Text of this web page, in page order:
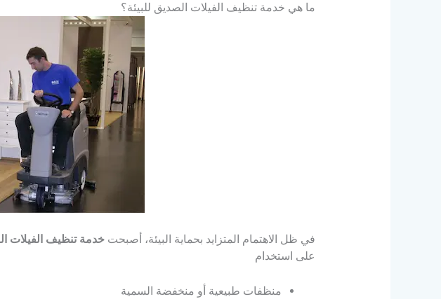
ما هي خدمة تنظيف الفيلات الصديق للبيئة؟
في ظل الاهتمام المتزايد بحماية البيئة، أصبحت خدمة تنظيف الفيلات
على استخدام
منظفات طبيعية أو منخفضة السمية